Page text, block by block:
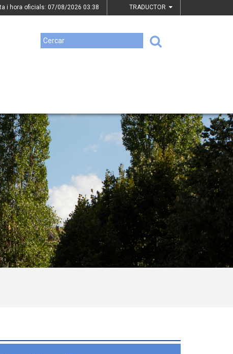
i hora oficials: 07/08/2026 03:38 TRADUCTOR